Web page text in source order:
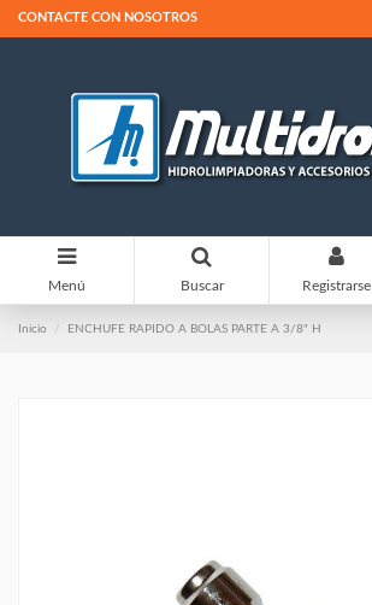
CONTACTE CON NOSOTROS
Menú Buscar Registrarse
Inicio ENCHUFE RAPIDO A BOLAS PARTE A 3/8" H